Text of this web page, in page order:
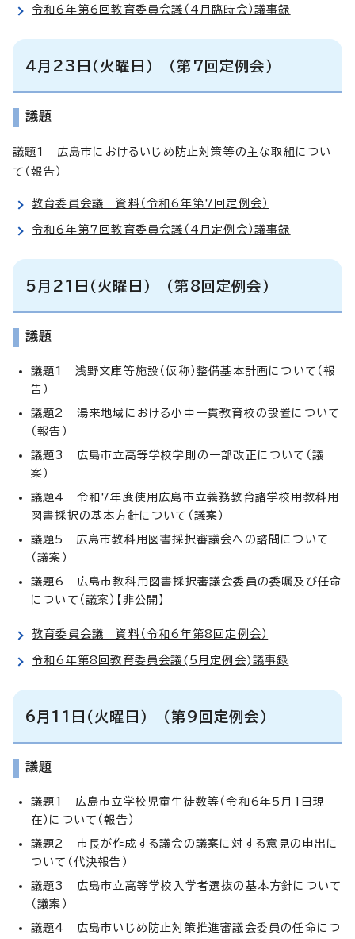
令和6年第6回教育委員会議（4月臨時会）議事録
4月23日（火曜日） （第7回定例会）
議題
議題1 広島市におけるいじめ防止対策等の主な取組につい
て（報告）
教育委員会議 資料（令和6年第7回定例会）
令和6年第7回教育委員会議（4月定例会）議事録
5月21日（火曜日） （第8回定例会）
議題
議題1 浅野文庫等施設（仮称）整備基本計画について（報
告）
議題2 湯来地域における小中一貫教育校の設置について
（報告）
議題3 広島市立高等学校学則の一部改正について（議
案）
議題4 令和7年度使用広島市立義務教育諸学校用教科用
図書採択の基本方針について（議案）
議題5 広島市教科用図書採択審議会への諮問について
（議案）
議題6 広島市教科用図書採択審議会委員の委嘱及び任命
について（議案）【非公開】
教育委員会議 資料（令和6年第8回定例会）
令和6年第8回教育委員会議(5月定例会)議事録
6月11日（火曜日） （第9回定例会）
議題
議題1 広島市立学校児童生徒数等（令和6年5月1日現
在）について（報告）
議題2 市長が作成する議会の議案に対する意見の申出に
ついて（代決報告）
議題3 広島市立高等学校入学者選抜の基本方針について
（議案）
議題4 広島市いじめ防止対策推進審議会委員の任命につ